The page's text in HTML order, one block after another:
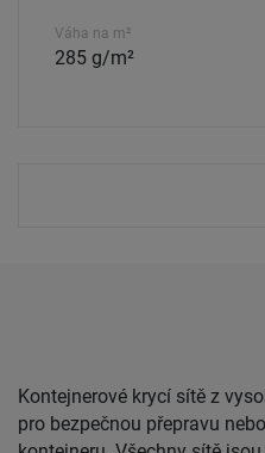
Váha na m²
285 g/m²
Kontejnerové krycí sítě z
pro bezpečnou přepravu